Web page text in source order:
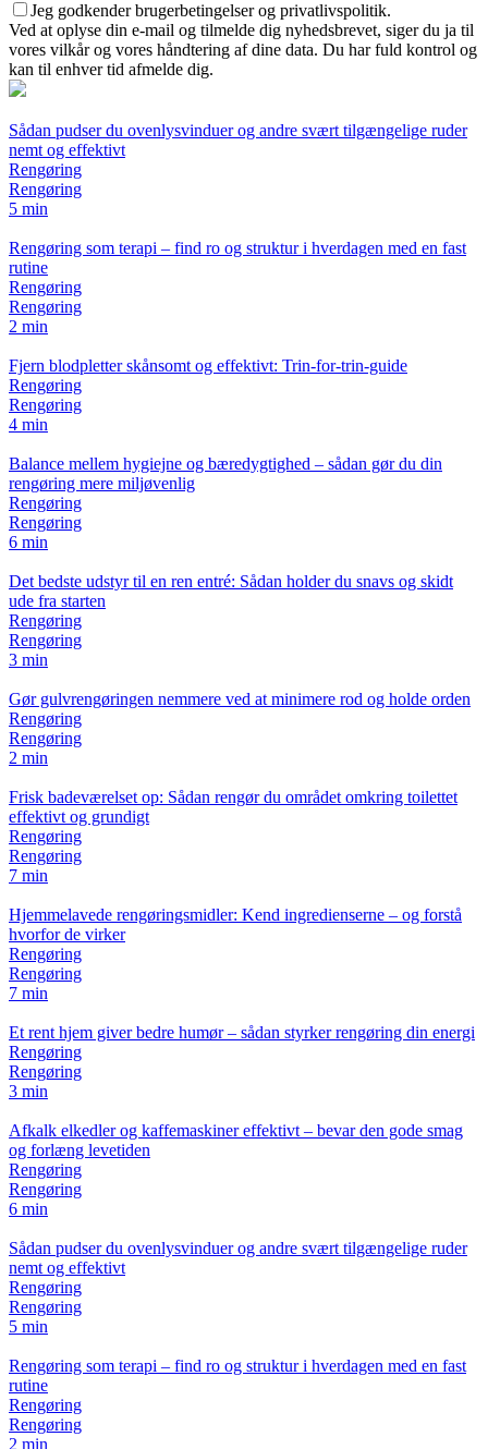
Jeg godkender brugerbetingelser og privatlivspolitik.
Ved at oplyse din e-mail og tilmelde dig nyhedsbrevet, siger du ja til
vores vilkår og vores håndtering af dine data. Du har fuld kontrol og
kan til enhver tid afmelde dig.
Sådan pudser du ovenlysvinduer og andre svært tilgængelige ruder
nemt og effektivt
Rengøring
Rengøring
5 min
Rengøring som terapi – find ro og struktur i hverdagen med en fast
rutine
Rengøring
Rengøring
2 min
Fjern blodpletter skånsomt og effektivt: Trin-for-trin-guide
Rengøring
Rengøring
4 min
Balance mellem hygiejne og bæredygtighed – sådan gør du din
rengøring mere miljøvenlig
Rengøring
Rengøring
6 min
Det bedste udstyr til en ren entré: Sådan holder du snavs og skidt
ude fra starten
Rengøring
Rengøring
3 min
Gør gulvrengøringen nemmere ved at minimere rod og holde orden
Rengøring
Rengøring
2 min
Frisk badeværelset op: Sådan rengør du området omkring toilettet
effektivt og grundigt
Rengøring
Rengøring
7 min
Hjemmelavede rengøringsmidler: Kend ingredienserne – og forstå
hvorfor de virker
Rengøring
Rengøring
7 min
Et rent hjem giver bedre humør – sådan styrker rengøring din energi
Rengøring
Rengøring
3 min
Afkalk elkedler og kaffemaskiner effektivt – bevar den gode smag
og forlæng levetiden
Rengøring
Rengøring
6 min
Sådan pudser du ovenlysvinduer og andre svært tilgængelige ruder
nemt og effektivt
Rengøring
Rengøring
5 min
Rengøring som terapi – find ro og struktur i hverdagen med en fast
rutine
Rengøring
Rengøring
2 min